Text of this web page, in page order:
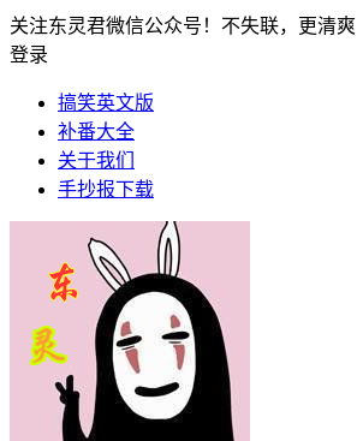
关注东灵君微信公众号！不失联，更清爽
登录
搞笑英文版
补番大全
关于我们
手抄报下载